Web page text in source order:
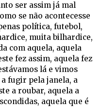
ser assim já mal
se não acontecesse
política, futebol,
muita bilhardice,
com aquela, aquela
fez assim, aquela fez
lá e vimos
fugir pela janela, a
a roubar, aquela a
aquela que é